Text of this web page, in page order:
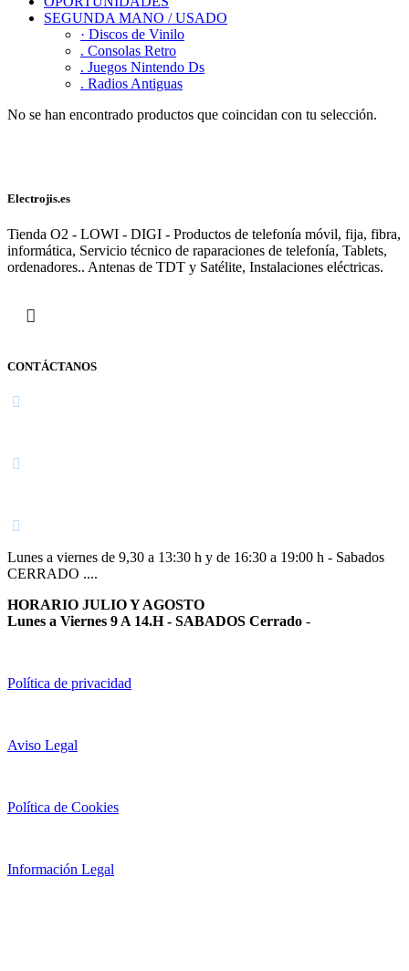
SEGUNDA MANO / USADO
· Discos de Vinilo
. Consolas Retro
. Juegos Nintendo Ds
. Radios Antiguas
No se han encontrado productos que coincidan con tu selección.
Electrojis.es
Tienda O2 - LOWI - DIGI - Productos de telefonía móvil, fija, fibra,
informática, Servicio técnico de raparaciones de telefonía, Tablets,
ordenadores.. Antenas de TDT y Satélite, Instalaciones eléctricas.
CONTÁCTANOS
Lunes a viernes de 9,30 a 13:30 h y de 16:30 a 19:00 h - Sabados
CERRADO ....
HORARIO JULIO Y AGOSTO
Lunes a Viernes 9 A 14.H - SABADOS Cerrado -
Política de privacidad
Aviso Legal
Política de Cookies
Información Legal